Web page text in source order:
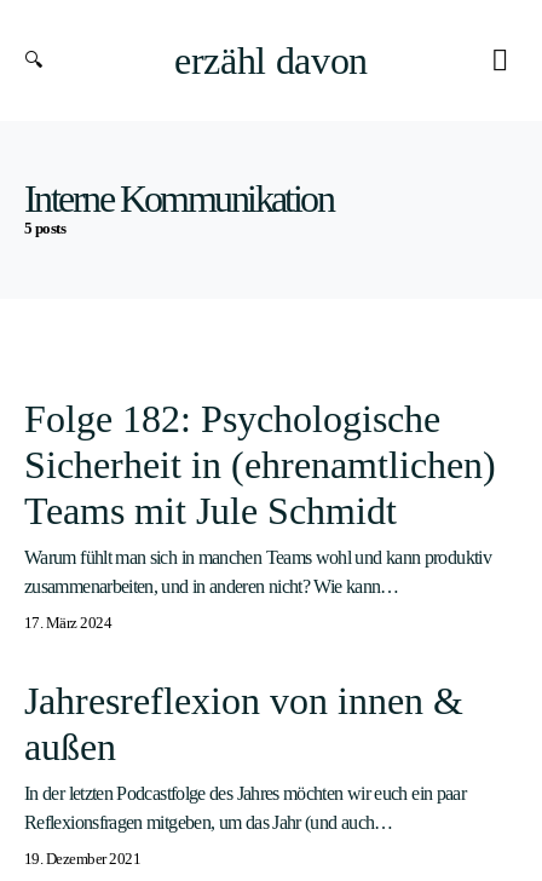
erzähl davon
Interne Kommunikation
5 posts
Folge 182: Psychologische
Sicherheit in (ehrenamtlichen)
Teams mit Jule Schmidt
Warum fühlt man sich in manchen Teams wohl und kann produktiv
zusammenarbeiten, und in anderen nicht? Wie kann…
17. März 2024
Jahresreflexion von innen &
außen
In der letzten Podcastfolge des Jahres möchten wir euch ein paar
Reflexionsfragen mitgeben, um das Jahr (und auch…
19. Dezember 2021